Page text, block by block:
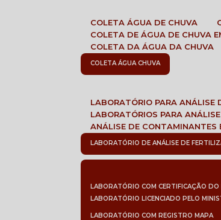
COLETA ÁGUA DE CHUVA
COLETA DE ÁGUA DE CHUVA
COLETA DA ÁGUA DA CHUVA
COLETA ÁGUA CHUVA
LABORATÓRIO PARA ANÁLISE
LABORATÓRIOS PARA
ANÁLISE DE
LABORATÓRIO DE ANÁLISE DE
LABORATÓRIO COM CERTIFICAÇÃO
LABORATÓRIO LICENCIADO PELO
LABORATÓRIO COM REGISTRO MAPA